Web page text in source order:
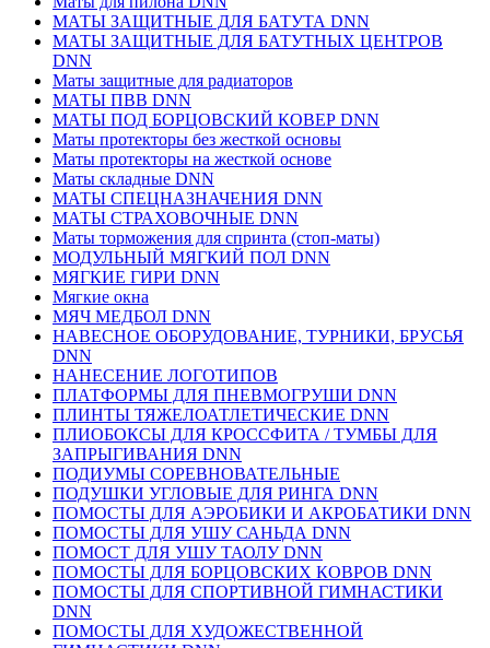
МАТЫ ЗАЩИТНЫЕ ДЛЯ БАТУТА DNN
МАТЫ ЗАЩИТНЫЕ ДЛЯ БАТУТНЫХ ЦЕНТРОВ
DNN
Маты защитные для радиаторов
МАТЫ ПВВ DNN
МАТЫ ПОД БОРЦОВСКИЙ КОВЕР DNN
Маты протекторы без жесткой основы
Маты протекторы на жесткой основе
Маты складные DNN
МАТЫ СПЕЦНАЗНАЧЕНИЯ DNN
МАТЫ СТРАХОВОЧНЫЕ DNN
Маты торможения для спринта (стоп-маты)
МОДУЛЬНЫЙ МЯГКИЙ ПОЛ DNN
МЯГКИЕ ГИРИ DNN
Мягкие окна
МЯЧ МЕДБОЛ DNN
НАВЕСНОЕ ОБОРУДОВАНИЕ, ТУРНИКИ, БРУСЬЯ
DNN
НАНЕСЕНИЕ ЛОГОТИПОВ
ПЛАТФОРМЫ ДЛЯ ПНЕВМОГРУШИ DNN
ПЛИНТЫ ТЯЖЕЛОАТЛЕТИЧЕСКИЕ DNN
ПЛИОБОКСЫ ДЛЯ КРОССФИТА / ТУМБЫ ДЛЯ
ЗАПРЫГИВАНИЯ DNN
ПОДИУМЫ СОРЕВНОВАТЕЛЬНЫЕ
ПОДУШКИ УГЛОВЫЕ ДЛЯ РИНГА DNN
ПОМОСТЫ ДЛЯ АЭРОБИКИ И АКРОБАТИКИ DNN
ПОМОСТЫ ДЛЯ УШУ САНЬДА DNN
ПОМОСТ ДЛЯ УШУ ТАОЛУ DNN
ПОМОСТЫ ДЛЯ БОРЦОВСКИХ КОВРОВ DNN
ПОМОСТЫ ДЛЯ СПОРТИВНОЙ ГИМНАСТИКИ
DNN
ПОМОСТЫ ДЛЯ ХУДОЖЕСТВЕННОЙ